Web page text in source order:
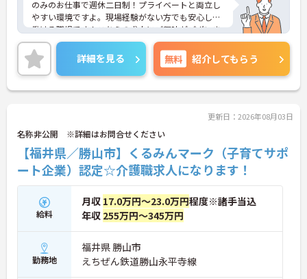
のみのお仕事で週休二日制！プライベートと両立し
やすい環境ですよ。現場経験がない方でも安心して
働ける職場です！こちらの求人にご興味がございま
したら面接のポイントもお伝えしますので是非ご応
募お待ちしております。
詳細を見る 無料 紹介してもらう
更新日：2026年08月03日
名称非公開 ※詳細はお問合せください
【福井県／勝山市】くるみんマーク（子育てサポ
ート企業）認定☆介護職求人になります！
給料
月収 17.0万円～23.0万円程度※諸手当込
年収 255万円～345万円
勤務地
福井県 勝山市
えちぜん鉄道勝山永平寺線